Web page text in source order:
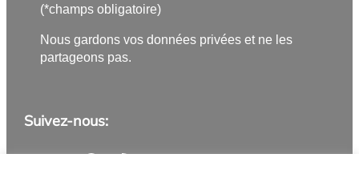
(*champs obligatoire)
Nous gardons vos données privées et ne les
partageons pas.
Suivez-nous:
Application PanneauPocket
Lettre d'information
Instagram
Facebook
YouTube
Flux RSS